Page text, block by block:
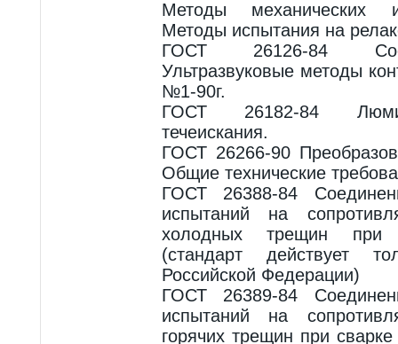
Методы механических
Методы испытания на
ГОСТ 26126-84
Ультразвуковые методы
№1-90г.
ГОСТ 26182-84
течеискания.
ГОСТ 26266-90
Общие технические
ГОСТ 26388-84
испытаний на
холодных трещин при
(стандарт действует
Российской Федерации)
ГОСТ 26389-84
испытаний на
горячих трещин при